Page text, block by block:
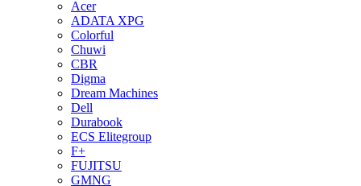
Acer
ADATA XPG
Colorful
Chuwi
CBR
Digma
Dream Machines
Dell
Durabook
ECS Elitegroup
F+
FUJITSU
GMNG